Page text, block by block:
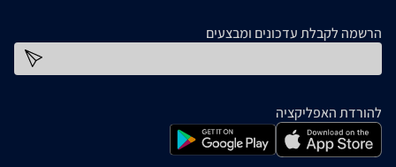
הרשמה לקבלת עדכונים ומבצעים
להורדת האפליקציה